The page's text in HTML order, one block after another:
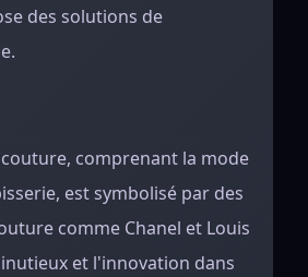
des solutions de
comprenant la mode
est symbolisé par des
comme Chanel et Louis
et l'innovation dans